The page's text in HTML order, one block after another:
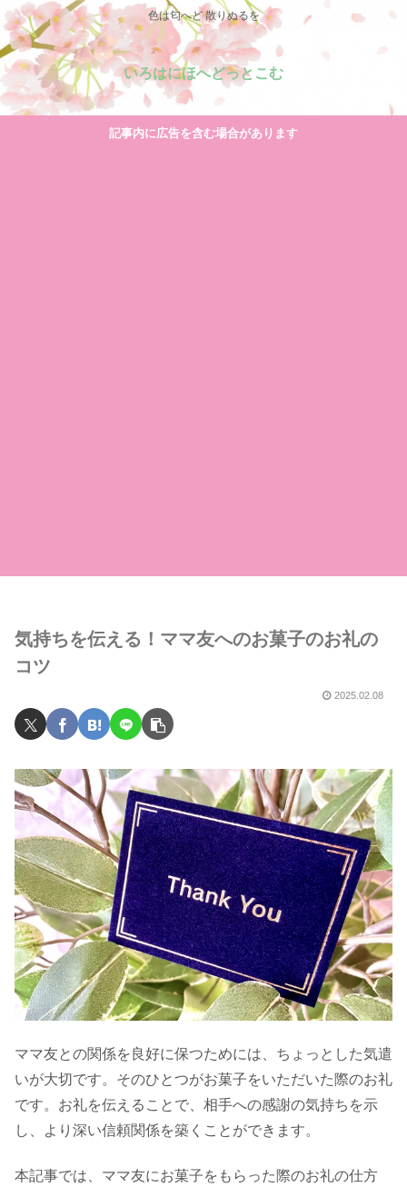
色は匂へど 散りぬるを
いろはにほへどっとこむ
記事内に広告を含む場合があります
気持ちを伝える！ママ友へのお菓子のお礼の
コツ
2025.02.08
ママ友との関係を良好に保つためには、ちょっとした気遣
いが大切です。そのひとつがお菓子をいただいた際のお礼
です。お礼を伝えることで、相手への感謝の気持ちを示
し、より深い信頼関係を築くことができます。
本記事では、ママ友にお菓子をもらった際のお礼の仕方